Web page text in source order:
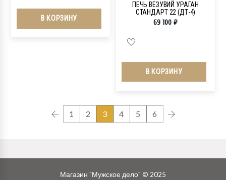
В КОРЗИНУ
ПЕЧЬ ВЕЗУВИЙ УРАГАН
СТАНДАРТ 22 (ДТ-4)
69 100 ₽
В КОРЗИНУ
1 2 3 4 5 6
Магазин "Мужское дело" © 2025